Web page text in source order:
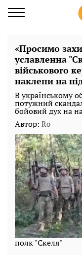
«Просимо
уславленна
військового
наклепи на
В українському
потужний
бойовий дух на
Автор: Ro
полк "Скеля"